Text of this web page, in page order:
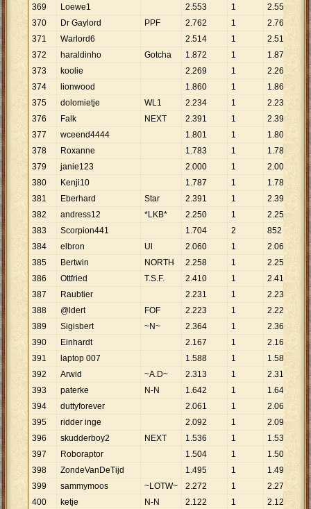
369 Loewe1 2.553 1 2.553
370
Dr Gaylord PPF 2.762 1 2.762
371
Warlord6 2.514 1 2.514
372
haraldinho Gotcha 1.872 1 1.872
373
koolie 2.269 1 2.269
374
lionwood 1.860 1 1.860
375
dolomietje WL1 2.234 1 2.234
376
Falk NEXT 2.391 1 2.391
377
wceend4444 1.801 1 1.801
378
Roxanne 1.783 1 1.783
379
janie123 2.000 1 2.000
380
Kenji10 1.787 1 1.787
381
Eberhard Star 2.391 1 2.391
382
andress12 *LKB* 2.250 1 2.250
383
Scorpion441 1.704 2
852
384
elbron Ul 2.060 1 2.060
385
Bertwin NORTH 2.258 1 2.258
386
Ottfried T.S.F. 2.410 1 2.410
387
Raubtier 2.231 1 2.231
388
@ldert FOF 2.223 1 2.223
389
Sigisbert ~N~ 2.364 1 2.364
390
Einhardt 2.167 1 2.167
391
laptop 007 1.588 1 1.588
392
Arwid ~A.D~ 2.313 1 2.313
393
paterke N-N 1.642 1 1.642
394
duttyforever 2.061 1 2.061
395
ridder inge 2.092 1 2.092
396
skudderboy2 NEXT 1.536 1 1.536
397
Roboraptor 1.504 1 1.504
398
ZondeVanDeTijd 1.495 1 1.495
399
sammymoos ~LOTW~ 2.272 1 2.272
400
ketje N-N 2.122 1 2.122